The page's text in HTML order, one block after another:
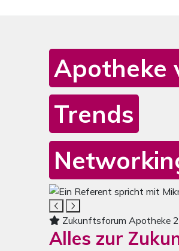
Apotheke
Trends
Mediengalerie
Das Karussell enthält ein
Zukunftsforum Apotheke
Alles zur